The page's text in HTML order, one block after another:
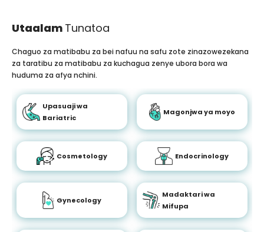
Utaalam Tunatoa
Chaguo za matibabu za bei nafuu na safu zote zinazowezekana
za taratibu za matibabu za kuchagua zenye ubora bora wa
huduma za afya nchini.
Upasuaji wa
Bariatric
Magonjwa ya moyo
Cosmetology Endocrinology
Gynecology
Madaktari wa
Mifupa